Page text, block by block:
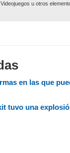
u otros
en las que
tuvo una